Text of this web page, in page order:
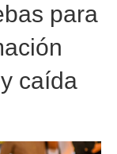
para
caída